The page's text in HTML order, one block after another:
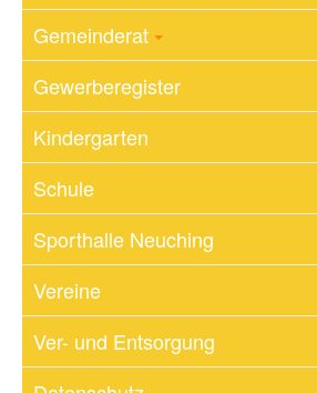
Gemeinderat
Gewerberegister
Kindergarten
Schule
Sporthalle Neuching
Vereine
Ver- und Entsorgung